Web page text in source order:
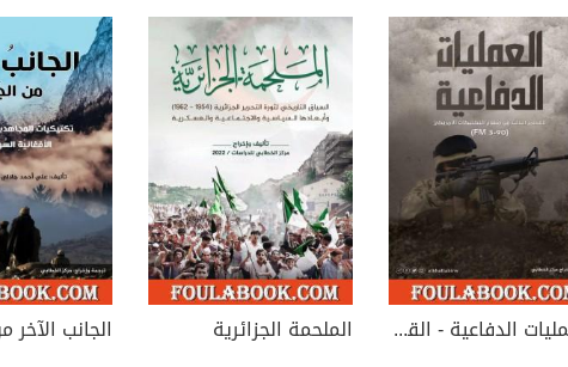
العمليات الدفاعية - القسم الثالث من مناهج التكتيكات الأمريكية
الملحمة الجزائرية